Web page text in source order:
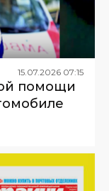
15 07 2026 07:15
помощи